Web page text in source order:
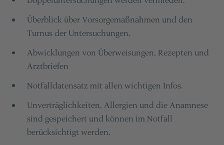
Überblick über Vorsorgemaßnahmen und den
Turnus der Untersuchungen.
Abwicklungen von Überweisungen, Rezepten und
Arztbriefen
Notfalldatensatz mit allen wichtigen Infos.
Unverträglichkeiten, Allergien und die Anamnese
sind gespeichert und können im Notfall
berücksichtigt werden.